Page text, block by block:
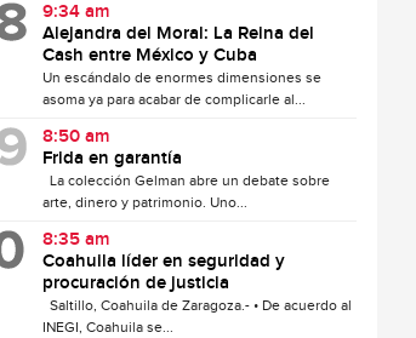
9:34 am
Alejandra del Moral: La Reina del
Cash entre México y Cuba
Un escándalo de enormes dimensiones se
asoma ya para acabar de complicarle al...
8:50 am
Frida en garantía
La colección Gelman abre un debate sobre
arte, dinero y patrimonio. Uno...
8:35 am
Coahuila líder en seguridad y
procuración de justicia
Saltillo, Coahuila de Zaragoza.- • De acuerdo al
INEGI, Coahuila se...